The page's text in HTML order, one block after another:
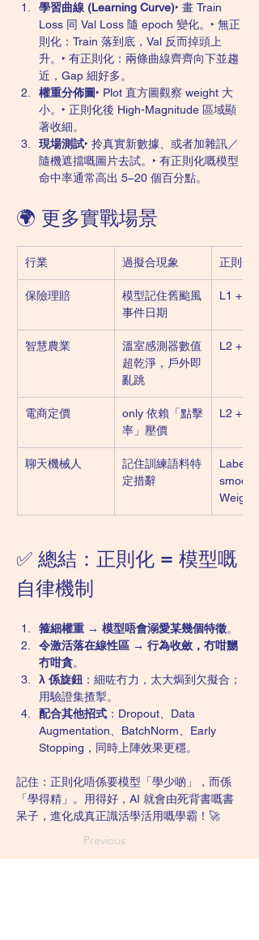
學習曲線 (Learning Curve)‣ 畫 Train
Loss 同 Val Loss 隨 epoch 變化。‣ 無正
則化：Train 落到底，Val 反而掉頭上
升。‣ 有正則化：兩條曲線齊齊向下並趨
近，Gap 細好多。
權重分佈圖‣ Plot 直方圖觀察 weight 大
小。‣ 正則化後 High-Magnitude 區域顯
著收細。
現場測試‣ 拎真實新數據、或者加雜訊／
隨機遮擋嘅圖片去試。‣ 有正則化嘅模型
命中率通常高出 5–20 個百分點。
🌍 更多實戰場景
行業 過擬合現象 正則化
保險理賠
模型記住舊颱風
事件日期
L1 +
智慧農業
溫室感測器數值
超乾淨，戶外即
亂跳
L2 +
電商定價
only 依賴「點擊
率」壓價
L2 + 增
聊天機械人
記住訓練語料特
定措辭
Label
Weight
✅ 總結：正則化 = 模型嘅
自律機制
箍細權重 → 模型唔會溺愛某幾個特徵。
令激活落在線性區 → 行為收斂，冇咁嬲
冇咁貪。
λ 係旋鈕 ：細咗冇力，太大焗到欠擬合；
用驗證集揸掣。
配合其他招式 ：Dropout、Data
Augmentation、BatchNorm、Early
Stopping，同時上陣效果更穩。
記住：正則化唔係要模型「學少啲」，而係
「學得精」。用得好，AI 就會由死背書嘅書
呆子，進化成真正識活學活用嘅學霸！🚀
Previous